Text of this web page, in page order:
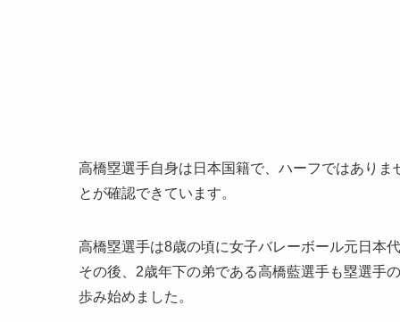
高橋塁選手自身は日本国籍で、ハーフではあり
とが確認できています。
高橋塁選手は8歳の頃に女子バレーボール元日本
その後、2歳年下の弟である高橋藍選手も塁選手
歩み始めました。